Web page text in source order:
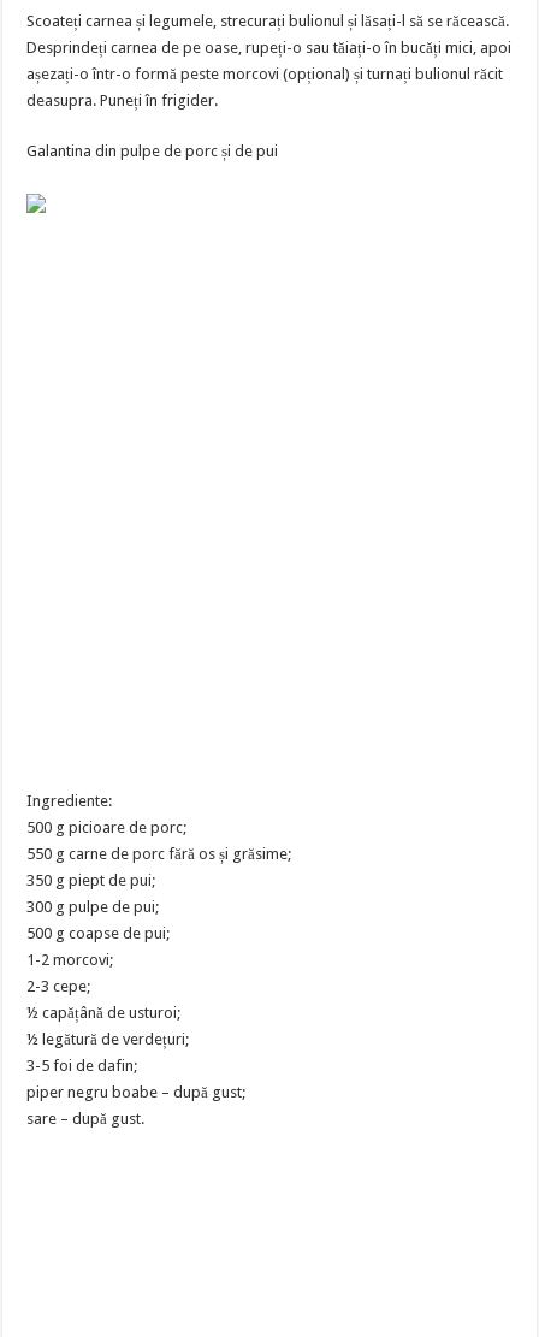
Scoateți carnea și legumele, strecurați bulionul și lăsați-l să se răcească.
Desprindeți carnea de pe oase, rupeți-o sau tăiați-o în bucăți mici, apoi
așezați-o într-o formă peste morcovi (opțional) și turnați bulionul răcit
deasupra. Puneți în frigider.
Galantina din pulpe de porc și de pui
Ingrediente:
500 g picioare de porc;
550 g carne de porc fără os și grăsime;
350 g piept de pui;
300 g pulpe de pui;
500 g coapse de pui;
1-2 morcovi;
2-3 cepe;
½ capățână de usturoi;
½ legătură de verdețuri;
3-5 foi de dafin;
piper negru boabe – după gust;
sare – după gust.